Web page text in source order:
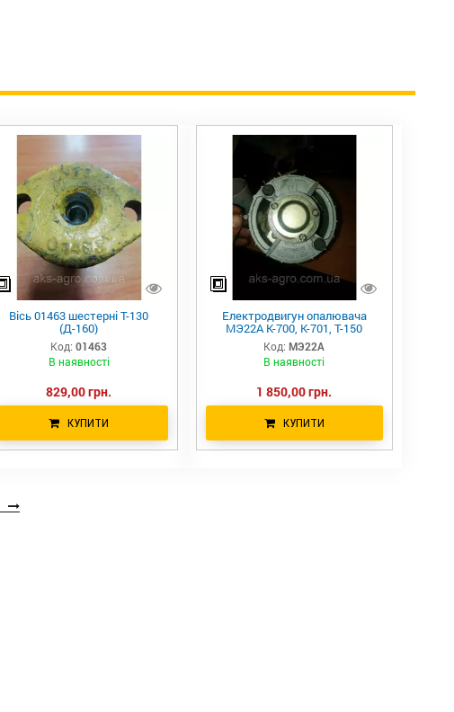
Вісь 01463 шестерні Т-130
(Д-160)
Код: 01463
В наявності
829,00 грн.
КУПИТИ
Електродвигун опалювача
МЭ22А К-700, К-701, Т-150
Код: МЭ22А
В наявності
1 850,00 грн.
КУПИТИ